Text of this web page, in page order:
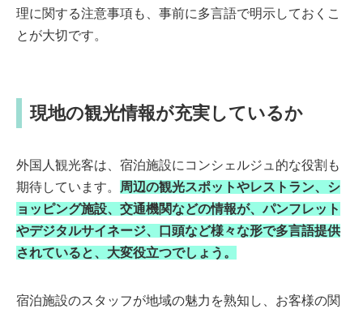
理に関する注意事項も、事前に多言語で明示しておくこ
とが大切です。
現地の観光情報が充実しているか
外国人観光客は、宿泊施設にコンシェルジュ的な役割も
期待しています。
周辺の観光スポットやレストラン、シ
ョッピング施設、交通機関などの情報が、パンフレット
やデジタルサイネージ、口頭など様々な形で多言語提供
されていると、大変役立つでしょう。
宿泊施設のスタッフが地域の魅力を熟知し、お客様の関